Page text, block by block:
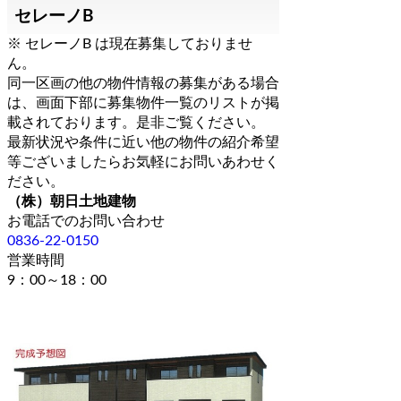
セレーノB
※ セレーノB は現在募集しておりませ
ん。
同一区画の他の物件情報の募集がある場合
は、画面下部に募集物件一覧のリストが掲
載されております。是非ご覧ください。
最新状況や条件に近い他の物件の紹介希望
等ございましたらお気軽にお問いあわせく
ださい。
（株）朝日土地建物
お電話でのお問い合わせ
0836-22-0150
営業時間
9：00～18：00